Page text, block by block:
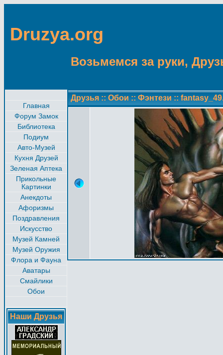
Druzya.org
Возьмемся за руки,
Главная
Форум Замок
Библиотека
Подиум
Авто-Музей
Кухня Друзей
Зеленая Аптека
Прикольные
Картинки
Анекдоты
Афоризмы
Поздравления
Искусство
Музей Камней
Музей Оружия
Флора и Фауна
Аватары
Смайлики
Обои
Наши Друзья
Друзья :: Обои :: Фэнтези ::